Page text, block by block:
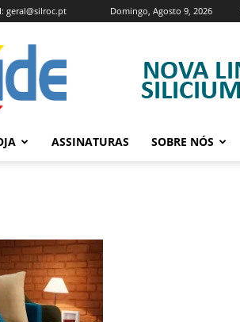
Domingo, Agosto 9, 2026
geral@silroc.pt
ASSINATURAS SOBRE NÓS